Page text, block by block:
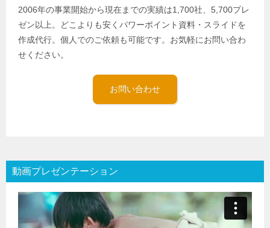
2006年の事業開始から現在までの実績は1,700社、5,700プレ
ゼン以上。どこよりも安くパワーポイント資料・スライドを
作成代行。個人でのご依頼も可能です。お気軽にお問い合わ
せください。
お問い合わせ
動画プレゼンテーション